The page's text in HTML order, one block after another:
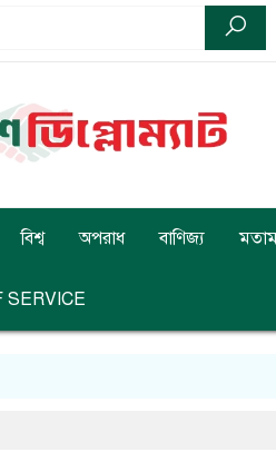
বিশ্ব অপরাধ বাণিজ্য
SERVICE